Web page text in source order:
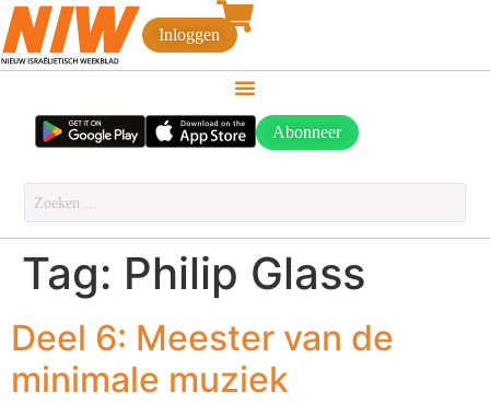
Inloggen
Abonneer
Tag: Philip Glass
Deel 6: Meester van de
minimale muziek